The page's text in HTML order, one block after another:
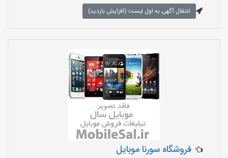
انتقال آگهی به اول لیست (افزایش بازدید)
فروشگاه سورنا موبایل